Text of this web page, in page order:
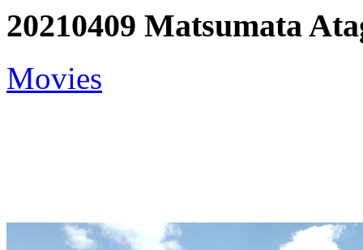
20210409 Matsumata
Movies